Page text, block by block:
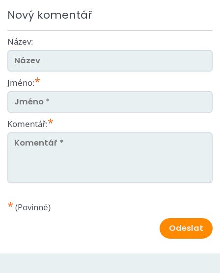
Nový komentář
Název:
Jméno:*
Komentář:*
* (Povinné)
Odeslat